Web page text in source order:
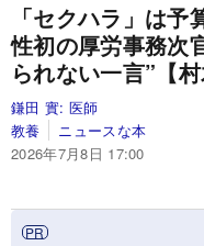
「セクハラ」は
性初の厚労事務次
られない一言”【
鎌田 實: 医師
教養
ニュースな本
2026年7月8日 17:00